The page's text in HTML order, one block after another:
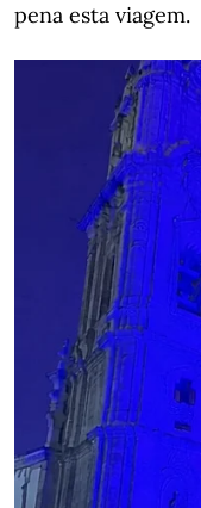
pena esta viagem.